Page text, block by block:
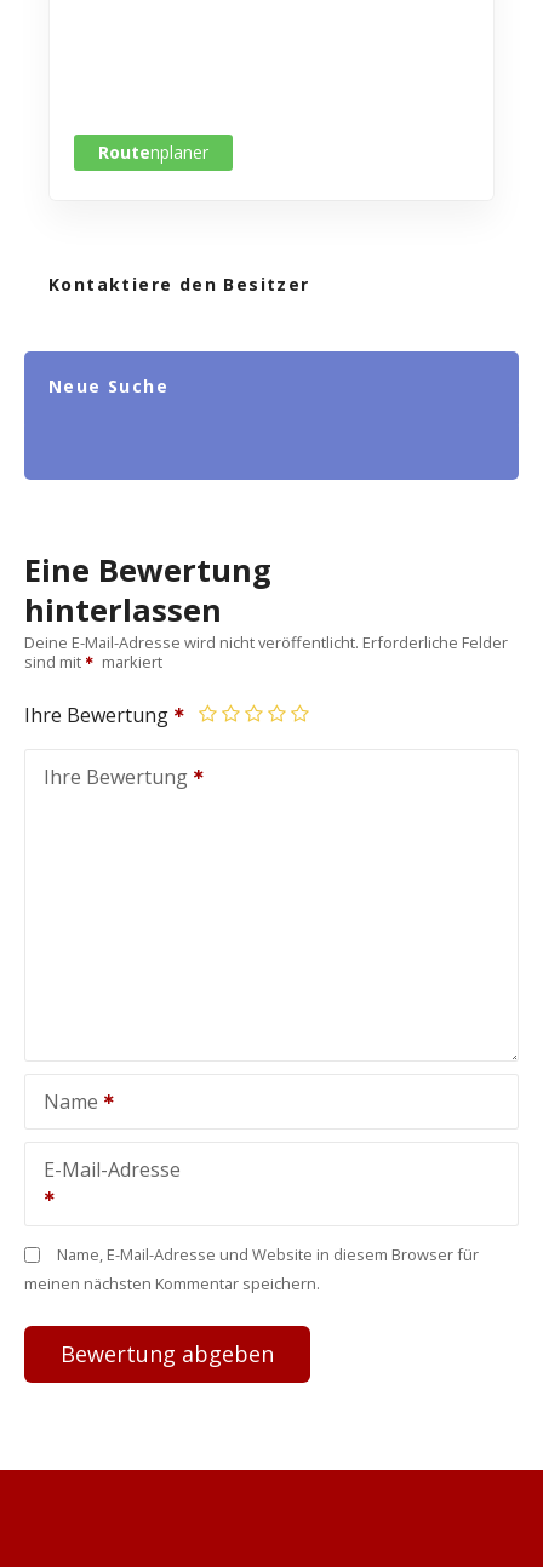
Routenplaner
Kontaktiere den Besitzer
Neue Suche
Eine Bewertung
hinterlassen
Deine E-Mail-Adresse wird nicht veröffentlicht. Erforderliche Felder
sind mit
markiert
Ihre Bewertung
Ihre Bewertung
Name
E-Mail-Adresse
Name, E-Mail-Adresse und Website in diesem Browser für
meinen nächsten Kommentar speichern.